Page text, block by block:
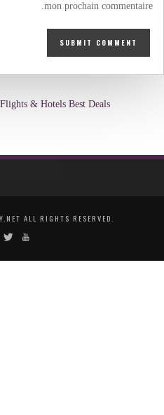
mon prochain commentaire.
& Hotels Best Deals
ALL RIGHTS RESERVED.